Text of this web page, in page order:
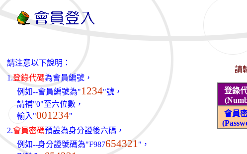
請注意以下說明：
1.登錄代碼為會員編號，
例如--會員編號為"1234"號，
請補"0"至六位數，
輸入"001234"
2.會員密碼預設為身分證後六碼，
例如--身分證號碼為"F987654321"，
請
登錄
會員